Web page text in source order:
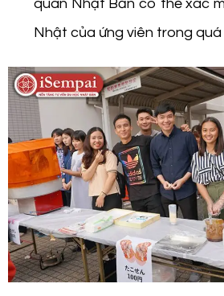
quán Nhật Bản có thể xác
Nhật của ứng viên trong